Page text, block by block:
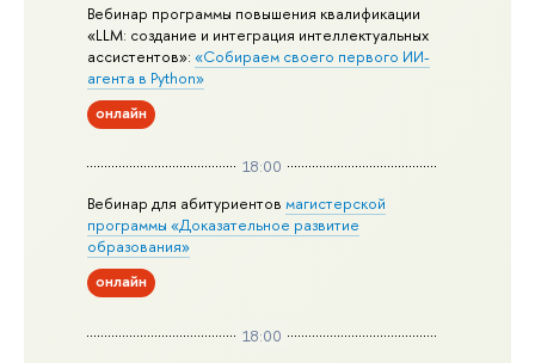
Вебинар программы повышения квалификации
«LLM: создание и интеграция интеллектуальных
ассистентов»:«Собираем своего первого ИИ-
агента в Python»
онлайн
18:00
Вебинар для абитуриентовмагистерской
программы «Доказательное развитие
образования»
онлайн
18:00